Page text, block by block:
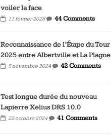
voiler la face
11 février 2026 44 Comments
Reconnaissance de l’Étape du Tour
2025 entre Albertville et La Plagne
5 novembre 2024 42 Comments
Test longue durée du nouveau
Lapierre Xelius DRS 10.0
22 octobre 2024 41 Comments